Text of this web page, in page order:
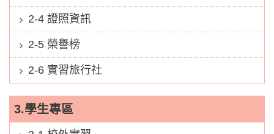
2-4 證照資訊
2-5 榮譽榜
2-6 實習旅行社
3.學生專區